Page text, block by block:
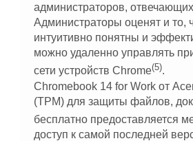
администраторов,
Администраторы оценят и то,
интуитивно понятны и
можно удаленно управлять
сети устройств Chrome(5).
Chromebook 14 for Work от
(TPM) для защиты файлов,
бесплатно предоставляется
доступ к самой последней